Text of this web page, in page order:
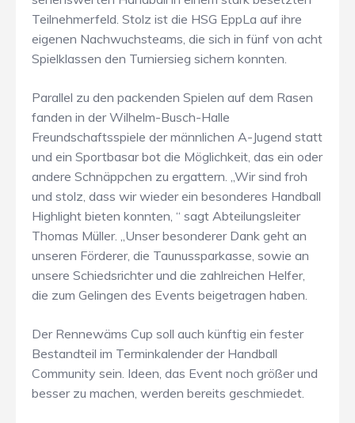
Teilnehmerfeld. Stolz ist die HSG EppLa auf ihre
eigenen Nachwuchsteams, die sich in fünf von acht
Spielklassen den Turniersieg sichern konnten.
Parallel zu den packenden Spielen auf dem Rasen
fanden in der Wilhelm-Busch-Halle
Freundschaftsspiele der männlichen A-Jugend statt
und ein Sportbasar bot die Möglichkeit, das ein oder
andere Schnäppchen zu ergattern. „Wir sind froh
und stolz, dass wir wieder ein besonderes Handball
Highlight bieten konnten, “ sagt Abteilungsleiter
Thomas Müller. „Unser besonderer Dank geht an
unseren Förderer, die Taunussparkasse, sowie an
unsere Schiedsrichter und die zahlreichen Helfer,
die zum Gelingen des Events beigetragen haben.
Der Rennewäms Cup soll auch künftig ein fester
Bestandteil im Terminkalender der Handball
Community sein. Ideen, das Event noch größer und
besser zu machen, werden bereits geschmiedet.